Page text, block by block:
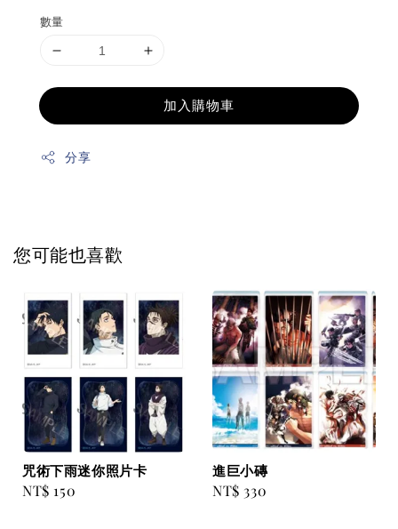
數量
加入購物車
分享
您可能也喜歡
咒術下雨迷你照片卡
Regular
NT$ 150
進巨小磚
Regular
NT$ 330